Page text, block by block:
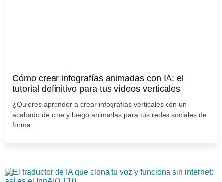
Cómo crear infografías animadas con IA: el
tutorial definitivo para tus vídeos verticales
¿Quieres aprender a crear infografías verticales con un
acabado de cine y luego animarlas para tus redes sociales de
forma...